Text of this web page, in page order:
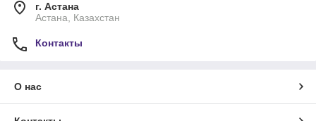
г. Астана
Астана, Казахстан
Контакты
О нас